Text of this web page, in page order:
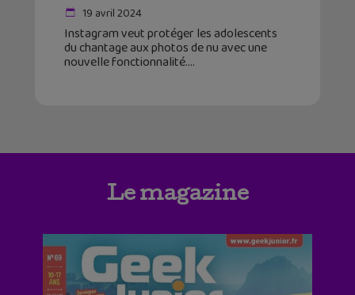
19 avril 2024
Instagram veut protéger les adolescents
du chantage aux photos de nu avec une
nouvelle fonctionnalité.
Le magazine